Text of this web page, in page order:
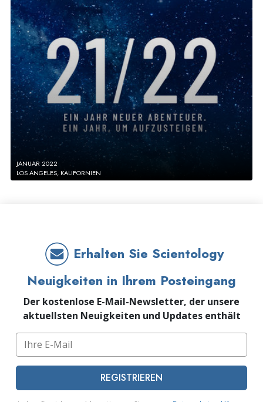
JANUAR 2022
LOS ANGELES, KALIFORNIEN
Erhalten Sie Scientology
Neuigkeiten in Ihrem Posteingang
Der kostenlose E-Mail-Newsletter, der unsere
aktuellsten Neuigkeiten und Updates enthält
REGISTRIEREN